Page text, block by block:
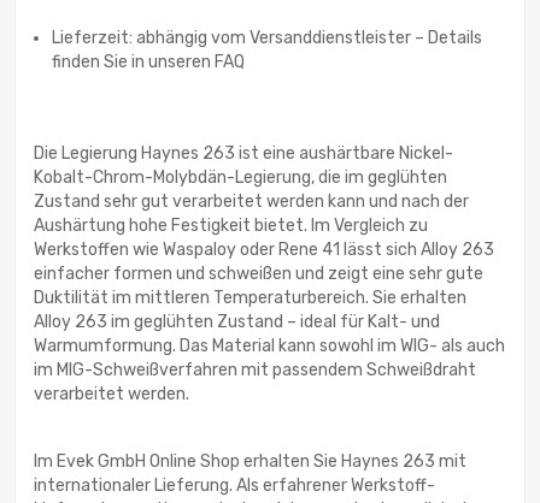
Lieferzeit: abhängig vom Versanddienstleister – Details
finden Sie in unseren FAQ
Die Legierung Haynes 263 ist eine aushärtbare Nickel-
Kobalt-Chrom-Molybdän-Legierung, die im geglühten
Zustand sehr gut verarbeitet werden kann und nach der
Aushärtung hohe Festigkeit bietet. Im Vergleich zu
Werkstoffen wie Waspaloy oder Rene 41 lässt sich Alloy 263
einfacher formen und schweißen und zeigt eine sehr gute
Duktilität im mittleren Temperaturbereich. Sie erhalten
Alloy 263 im geglühten Zustand – ideal für Kalt- und
Warmumformung. Das Material kann sowohl im WIG- als auch
im MIG-Schweißverfahren mit passendem Schweißdraht
verarbeitet werden.
Im Evek GmbH Online Shop erhalten Sie Haynes 263 mit
internationaler Lieferung. Als erfahrener Werkstoff-